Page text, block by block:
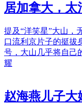
居加拿大，太
提及“洋笑星”大山，
口流利京片子的挺拔
号，大山几乎将自己
耀
赵海燕儿子大